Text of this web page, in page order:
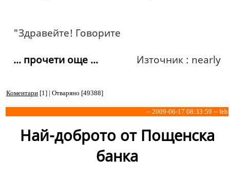
"Здравейте! Говорите
Източник : nearly
... прочети още ...
Коментари [1] | Отваряно [49388]
-- 2009-06-17 08:33:59 -- feb
Най-доброто от Пощенска
банка